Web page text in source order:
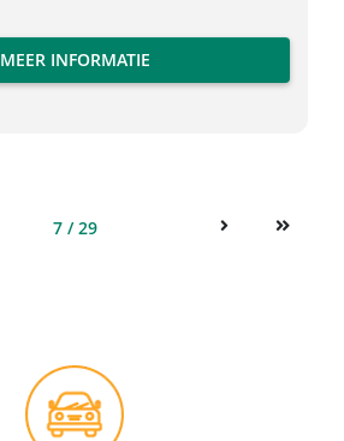
MEER INFORMATIE
7 / 29